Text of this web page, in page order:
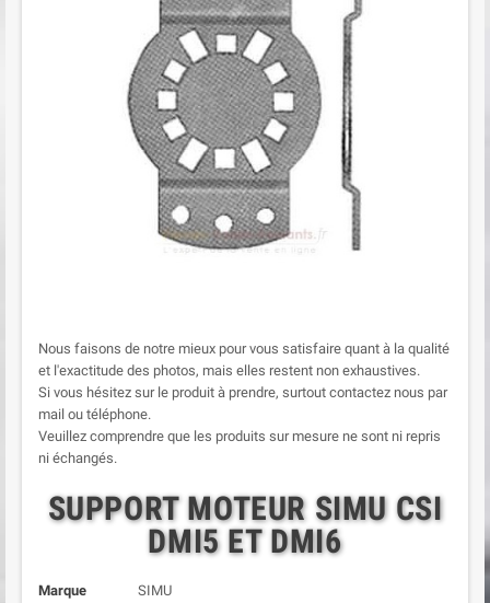
Nous faisons de notre mieux pour vous satisfaire quant à la qualité
et l'exactitude des photos, mais elles restent non exhaustives.
Si vous hésitez sur le produit à prendre, surtout contactez nous par
mail ou téléphone.
Veuillez comprendre que les produits sur mesure ne sont ni repris
ni échangés.
SUPPORT MOTEUR SIMU CSI
DMI5 ET DMI6
Marque
SIMU